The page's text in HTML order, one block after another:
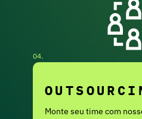
04.
Monte seu time com